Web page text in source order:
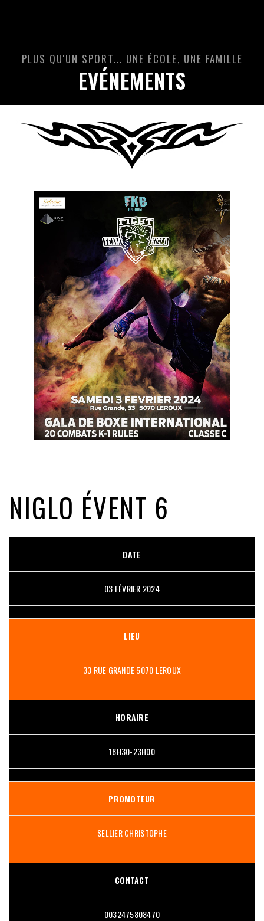
PLUS QU'UN SPORT... UNE ÉCOLE, UNE FAMILLE
EVÉNEMENTS
NIGLO ÉVENT 6
DATE
03 FÉVRIER 2024
LIEU
33 RUE GRANDE 5070 LEROUX
HORAIRE
18H30-23H00
PROMOTEUR
SELLIER CHRISTOPHE
CONTACT
0032475808470